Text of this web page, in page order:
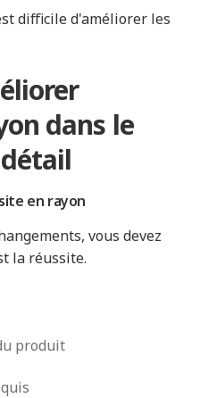
difficile d'améliorer les
dans le
en rayon
vous devez
la réussite.
produit